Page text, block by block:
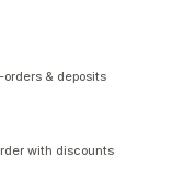
& deposits
with discounts